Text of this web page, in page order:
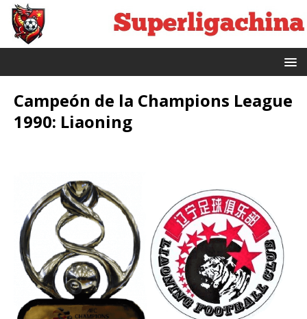
Campeón de la Champions League
1990: Liaoning